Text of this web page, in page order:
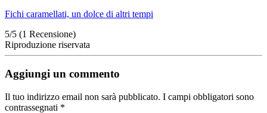
Fichi caramellati, un dolce di altri tempi
5/5 (1 Recensione)
Riproduzione riservata
Aggiungi un commento
Il tuo indirizzo email non sarà pubblicato. I campi obbligatori sono
contrassegnati *